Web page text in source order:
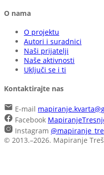
O nama
O projektu
Autori i suradnici
Naši prijatelji
Naše aktivnosti
Uključi se i ti
Kontaktirajte nas
E-mail
Facebook
Instagram
© 2013.–2026. Mapiranje